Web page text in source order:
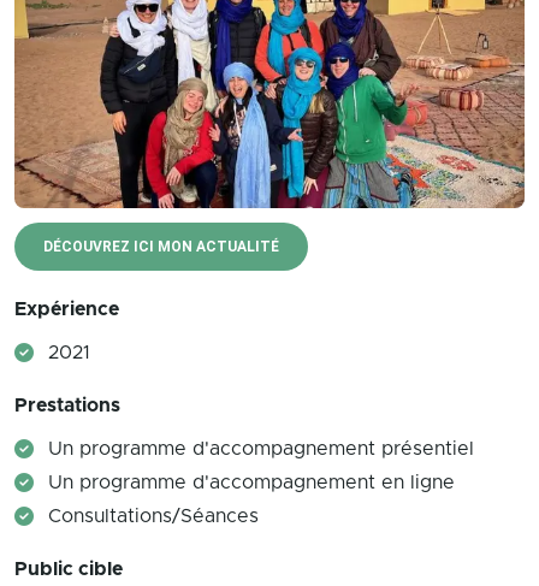
DÉCOUVREZ ICI MON ACTUALITÉ
Expérience
2021
Prestations
Un programme d'accompagnement présentiel
Un programme d'accompagnement en ligne
Consultations/Séances
Public cible